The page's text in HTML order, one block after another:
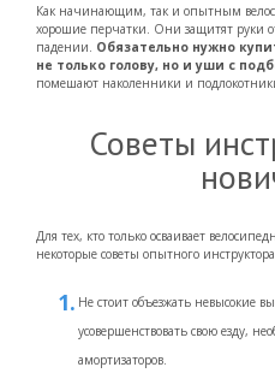
Как начинающим, так и опытным
хорошие перчатки. Они защитят руки
падении. Обязательно нужно
не только голову, но и уши с
помешают наколенники и
Советы
Для тех, кто только осваивает
некоторые советы опытного
Не стоит объезжать невысокие
усовершенствовать свою езду,
амортизаторов.